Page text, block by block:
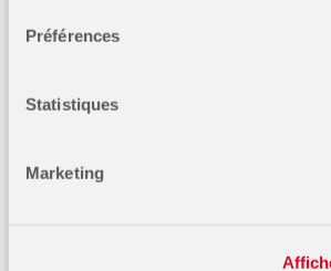
Préférences
Statistiques
Marketing